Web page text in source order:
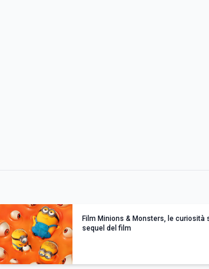
Film Minions & Monsters, le curiosità
sequel del film